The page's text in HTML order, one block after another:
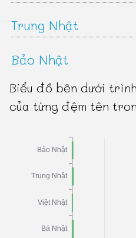
Trung Nhật
Bảo Nhật
Biểu đồ bên dưới
của từng đệm tên